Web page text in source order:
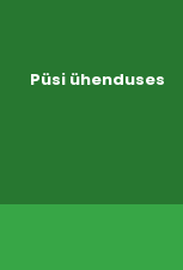
Püsi ühenduses